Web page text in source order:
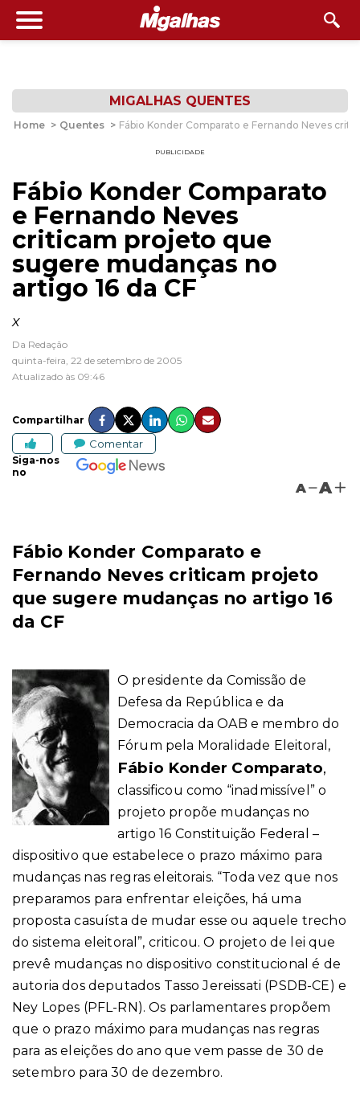
MIGALHAS QUENTES
Home > Quentes > Fábio Konder Comparato e Fernando Neves
PUBLICIDADE
Fábio Konder Comparato
e Fernando Neves
criticam projeto que
sugere mudanças no
artigo 16 da CF
x
Da Redação
quinta-feira, 22 de setembro de 2005
Atualizado às 09:46
Compartilhar
Comentar
Siga-nos
no
A A
Fábio Konder Comparato e
Fernando Neves criticam projeto
que sugere mudanças no artigo 16
da CF
O presidente da Comissão de
Defesa da República e da
Democracia da OAB e membro do
Fórum pela Moralidade Eleitoral,
Fábio Konder Comparato,
classificou como “inadmissível” o
projeto propõe mudanças no
artigo 16 Constituição Federal –
dispositivo que estabelece o prazo máximo para
mudanças nas regras eleitorais. “Toda vez que nos
preparamos para enfrentar eleições, há uma
proposta casuísta de mudar esse ou aquele trecho
do sistema eleitoral”, criticou.O projeto de lei que
prevê mudanças no dispositivo constitucional é de
autoria dos deputados Tasso Jereissati (PSDB-CE) e
Ney Lopes (PFL-RN). Os parlamentares propõem
que o prazo máximo para mudanças nas regras
para as eleições do ano que vem passe de 30 de
setembro para 30 de dezembro.